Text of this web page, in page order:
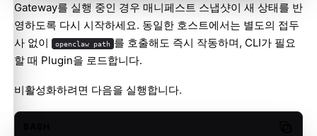
Gateway를 실행 중인 경우 매니페스트 스냅샷이 새 상태를 반
영하도록 다시 시작하세요. 동일한 호스트에서는 별도의 접두
사 없이
openclaw path 를 호출해도 즉시 작동하며, CLI가 필요
할 때 Plugin을 로드합니다.
비활성화하려면 다음을 실행합니다.